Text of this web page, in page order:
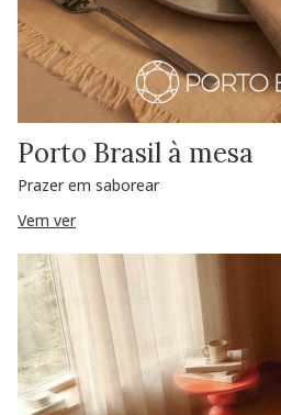
Porto Brasil à mesa
Prazer em saborear
Vem ver